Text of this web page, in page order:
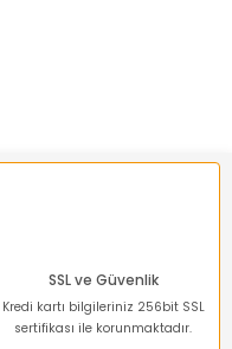
SSL ve Güvenlik
Kredi kartı bilgileriniz 256bit SSL
sertifikası ile korunmaktadır.